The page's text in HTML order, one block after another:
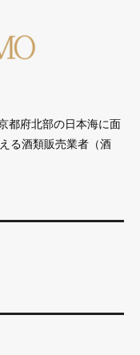
都府北部の日本海に面
る酒類販売業者（酒